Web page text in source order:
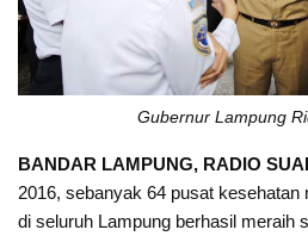
Gubernur Lampung
BANDAR LAMPUNG, RADIO
2016, sebanyak 64 pusat
di seluruh Lampung berhasil meraih